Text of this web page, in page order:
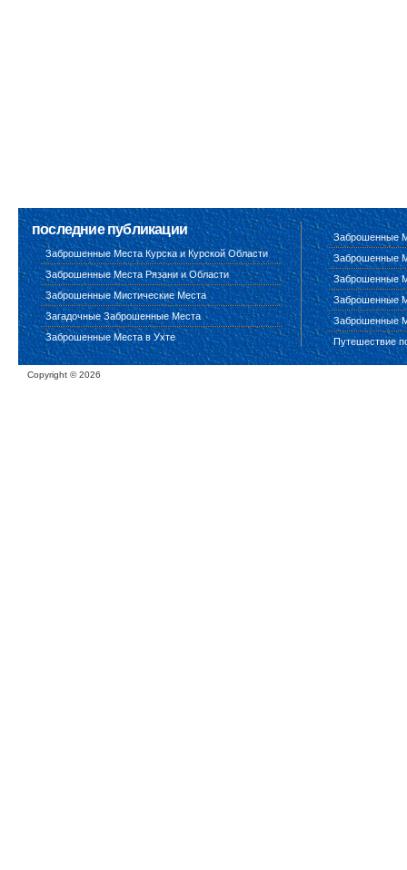
последние публикации
Заброшенные Места Курска и Курской Области
Заброшенные Места Рязани и Области
Заброшенные Мистические Места
Загадочные Заброшенные Места
Заброшенные Места в Ухте
Заброшенные
Заброшенные
Заброшенные
Заброшенные
Заброшенные
Путешествие
Copyright ©2026